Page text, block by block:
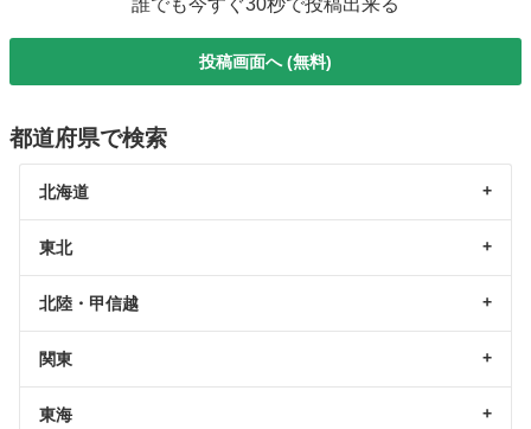
投稿画面へ (無料)
都道府県で検索
北海道
東北
北陸・甲信越
関東
東海